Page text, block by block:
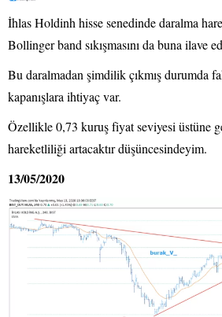
İhlas Holdinh hisse senedinde daralma
Bollinger band sıkışmasını da buna ilave
Bu daralmadan şimdilik çıkmış durumda
kapanışlara ihtiyaç var.
Özellikle 0,73 kuruş fiyat seviyesi üstüne
hareketliliği artacaktır düşüncesindeyim.
13/05/2020